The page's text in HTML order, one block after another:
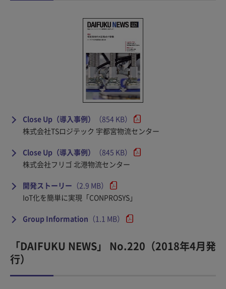
Close Up（導入事例）
（854 KB）
株式会社TSロジテック 宇都宮物流センター
Close Up（導入事例）
（845 KB）
株式会社フリゴ 北港物流センター
開発ストーリー （2.9 MB）
IoT化を簡単に実現「CONPROSYS」
Group Information （1.1 MB）
「DAIFUKU NEWS」 No.220（2018年4月発
行）